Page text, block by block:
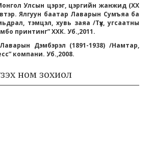
Улсын цэрэг, цэргийн жанжид (XX
Ялгуун баатар Лаварын Сумъяа ба
тэмцэл, хувь заяа /Түүх, угсаатны
принтинг” ХХК. Уб.,2011.
Дэмбэрэл (1891-1938) /Намтар,
компани. Уб.,2008.
ном зохиол